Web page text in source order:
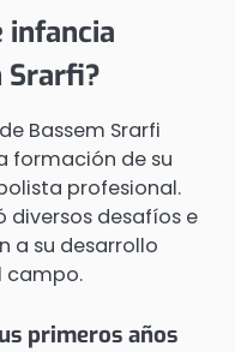
infancia
Srarfi?
Bassem Srarfi
formación de su
profesional.
diversos desafíos e
a su desarrollo
campo.
primeros años